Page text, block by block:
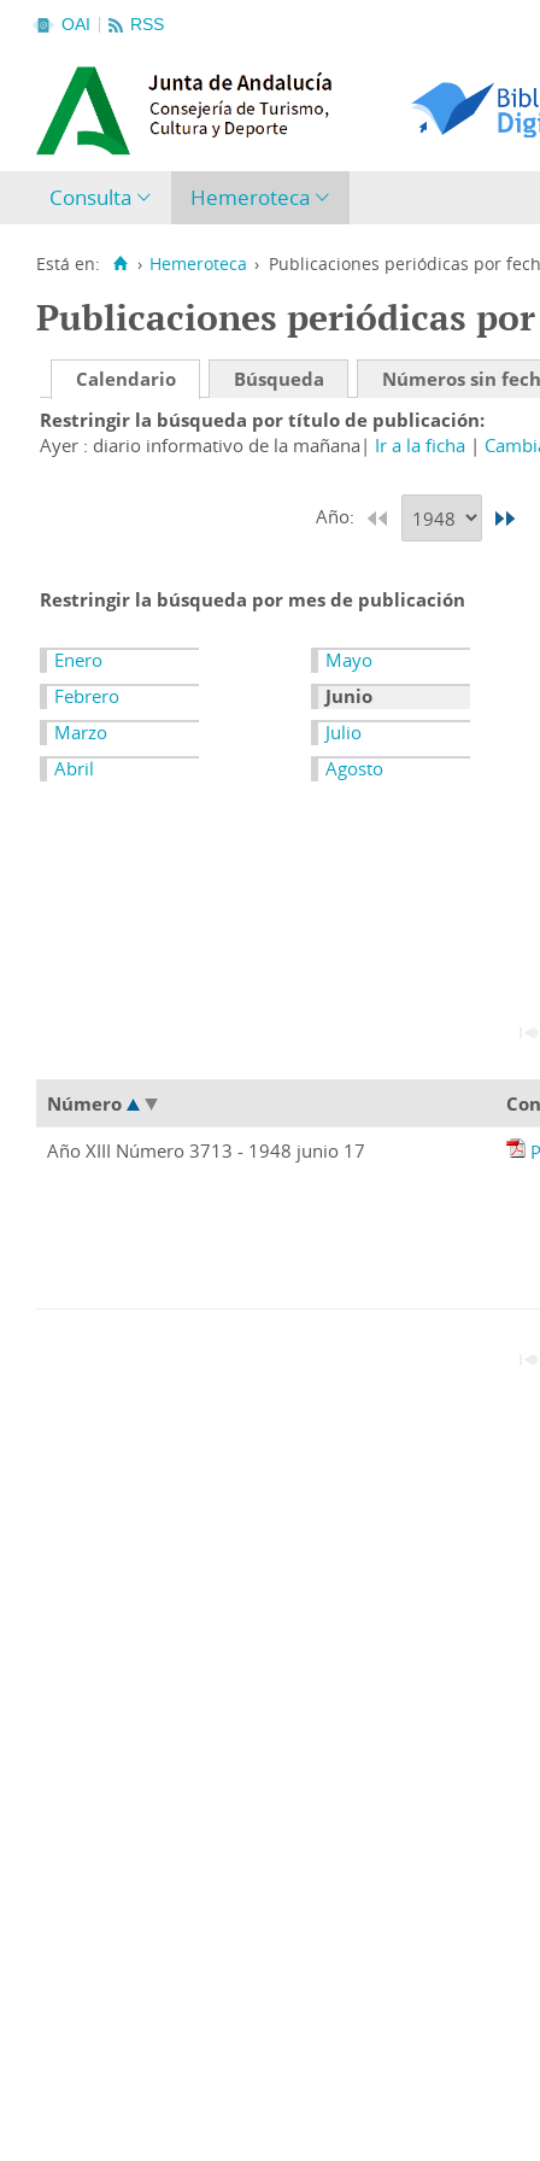
OAI RSS
Consulta Hemeroteca
Está en: › Hemeroteca › Publicaciones periódicas por
Publicaciones periódicas
Calendario Búsqueda
Números sin
Restringir la búsqueda por título de publicación
Ayer : diario informativo de la mañana
Ir a la ficha
Año:
Restringir la búsqueda por mes de publicación
Enero
Febrero
Marzo
Abril
Mayo
Junio
Julio
Agosto
Número
Año XIII Número 3713 - 1948 junio 17